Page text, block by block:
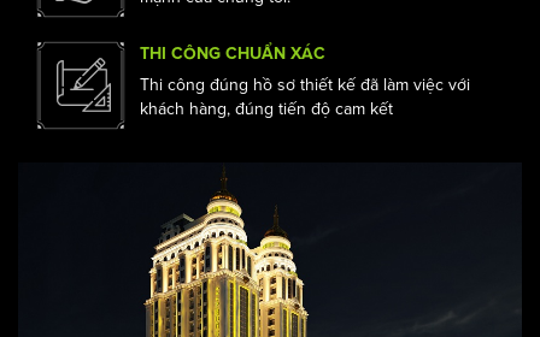
Sự chuyên nghiệp trong triển khai dự án là điểm
mạnh của chúng tôi.
Thi công đúng hồ sơ thiết kế đã làm việc với
khách hàng, đúng tiến độ cam kết